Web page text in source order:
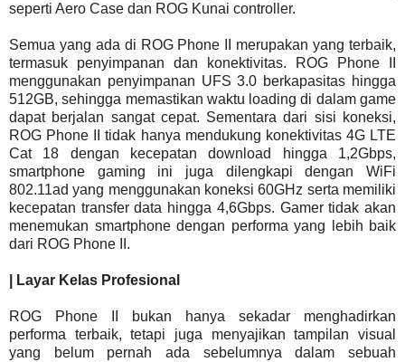
seperti Aero Case dan ROG Kunai controller.
Semua yang ada di ROG Phone II merupakan yang terbaik,
termasuk penyimpanan dan konektivitas. ROG Phone II
menggunakan penyimpanan UFS 3.0 berkapasitas hingga
512GB, sehingga memastikan waktu loading di dalam game
dapat berjalan sangat cepat. Sementara dari sisi koneksi,
ROG Phone II tidak hanya mendukung konektivitas 4G LTE
Cat 18 dengan kecepatan download hingga 1,2Gbps,
smartphone gaming ini juga dilengkapi dengan WiFi
802.11ad yang menggunakan koneksi 60GHz serta memiliki
kecepatan transfer data hingga 4,6Gbps. Gamer tidak akan
menemukan smartphone dengan performa yang lebih baik
dari ROG Phone II.
| Layar Kelas Profesional
ROG Phone II bukan hanya sekadar menghadirkan
performa terbaik, tetapi juga menyajikan tampilan visual
yang belum pernah ada sebelumnya dalam sebuah